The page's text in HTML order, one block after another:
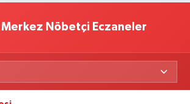
Merkez Nöbetçi Eczaneler